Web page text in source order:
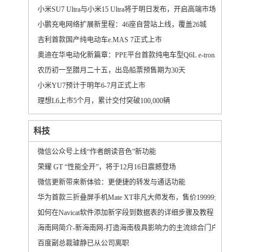
小米SU7 Ultra与小米15 Ultra将于明日发布，开启高端市场新篇章
小鹏充电网络扩展新里程：46座自营站上线，覆盖26城
吉利首款国产纯电动车e.MAS 7正式上市
奥迪在华电动化新篇章：PPE平台首款纯电车型Q6L e-tron正式投产
农历初一至腊月二十五，出岛船票预售期为30天
小米YU7预计于明年6-7月正式上市
理想L6上市5个月，累计交付突破100,000辆
科技
微信公众号上线“作者朗读音色”新功能
荣耀 GT “性能全开”，将于12月16日震撼登场
微信更新带来新体验：更便捷的转发与通话功能
华为首款三折叠屏手机Mate XT非凡大师发布，售价19999元起
如何在Navicat软件添加新字段到数据表的详细步骤及教程
海南网简介-新海南网-打造海南极具影响力的主流综合门户网站
百度副总裁璩静已从公司离职